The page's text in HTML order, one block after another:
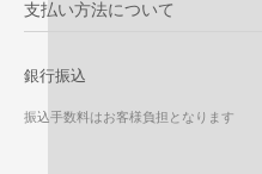
支払い方法について
銀行振込
振込手数料はお客様負担となります